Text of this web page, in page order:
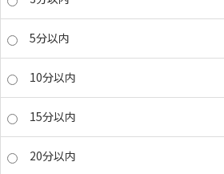
5分以内
10分以内
15分以内
20分以内